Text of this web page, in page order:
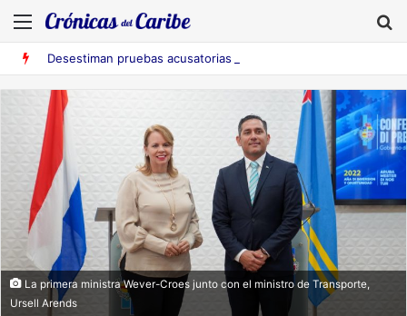
Menú
La primera ministra Wever-Croes junto con el ministro de Transporte,
Ursell Arends